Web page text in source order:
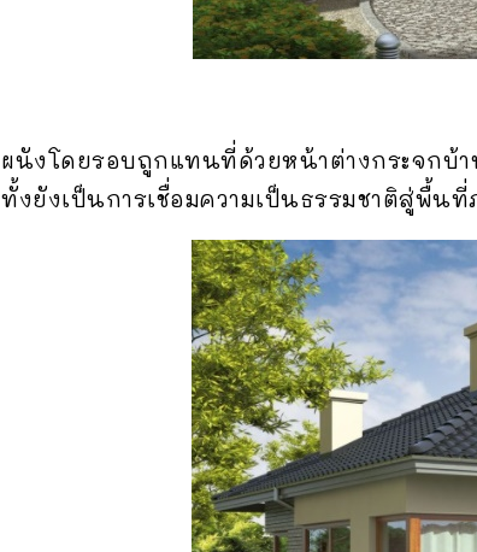
ผนังโดยรอบถูกแทนที่ด้วยหน้าต่างกระจกบ้า
ทั้งยังเป็นการเชื่อมความเป็นธรรมชาติสู่พื้น